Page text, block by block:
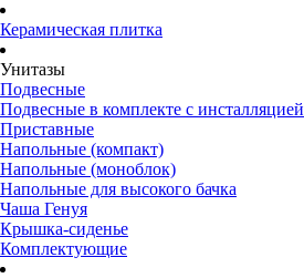
Керамическая плитка
Унитазы
Подвесные
Подвесные в комплекте с инсталляцией
Приставные
Напольные (компакт)
Напольные (моноблок)
Напольные для высокого бачка
Чаша Генуя
Крышка-сиденье
Комплектующие